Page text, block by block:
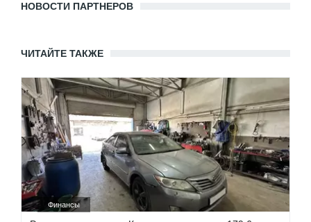
НОВОСТИ ПАРТНЕРОВ
ЧИТАЙТЕ ТАКЖЕ
Финансы